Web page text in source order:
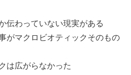
伝わっていない現実がある
がマクロビオティックそのもの
は広がらなかった